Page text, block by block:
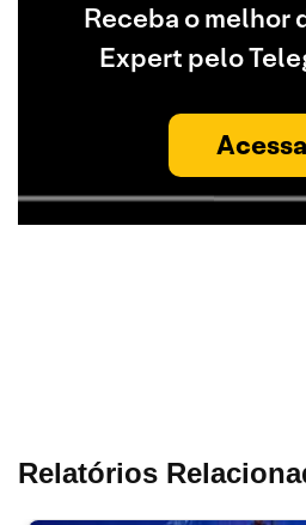
Receba o melhor
Expert pelo
Relatórios